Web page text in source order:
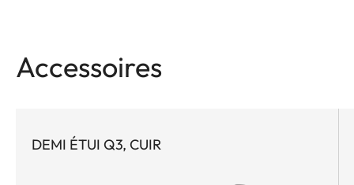
Accessoires
DEMI ÉTUI Q3, CUIR